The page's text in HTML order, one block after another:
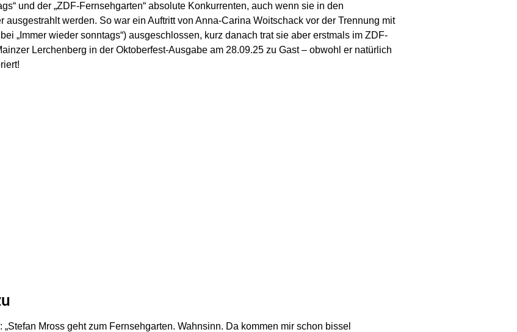
und der „ZDF-Fernsehgarten“ absolute Konkurrenten, auch wenn sie in den
ausgestrahlt werden. So war ein Auftritt von Anna-Carina Woitschack vor der Trennung mit
„Immer wieder sonntags“) ausgeschlossen, kurz danach trat sie aber erstmals im ZDF-
Lerchenberg in der Oktoberfest-Ausgabe am 28.09.25 zu Gast – obwohl er natürlich
Mross geht zum Fernsehgarten. Wahnsinn. Da kommen mir schon bissel